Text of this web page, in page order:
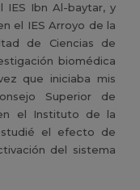
IES Ibn Al-baytar, y
el IES Arroyo de la
de Ciencias de
biomédica
que iniciaba mis
Superior de
en el Instituto de la
el efecto de
del sistema